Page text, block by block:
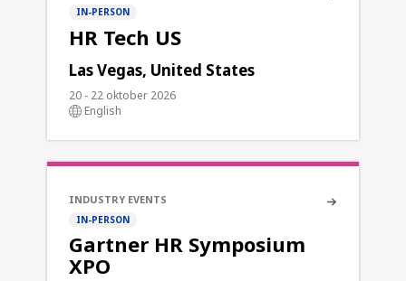
IN-PERSON
HR Tech US
Las Vegas, United States
20 - 22 oktober 2026
English
INDUSTRY EVENTS
IN-PERSON
Gartner HR Symposium
XPO